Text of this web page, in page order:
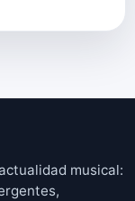
musical: